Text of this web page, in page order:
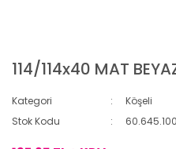
114/114x40 MAT
Kategori
Köşeli
Stok Kodu